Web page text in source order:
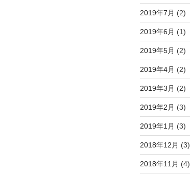
2019年7月 (2)
2019年6月 (1)
2019年5月 (2)
2019年4月 (2)
2019年3月 (2)
2019年2月 (3)
2019年1月 (3)
2018年12月 (3)
2018年11月 (4)